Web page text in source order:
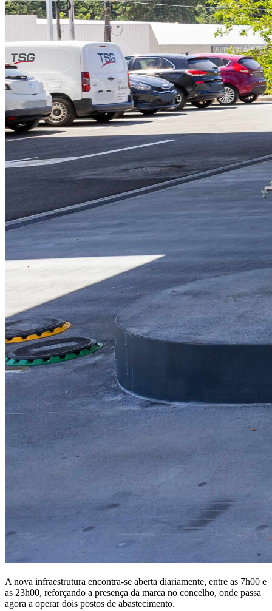
A nova infraestrutura encontra-se aberta diariamente, entre as 7h00 e
as 23h00, reforçando a presença da marca no concelho, onde passa
agora a operar dois postos de abastecimento.